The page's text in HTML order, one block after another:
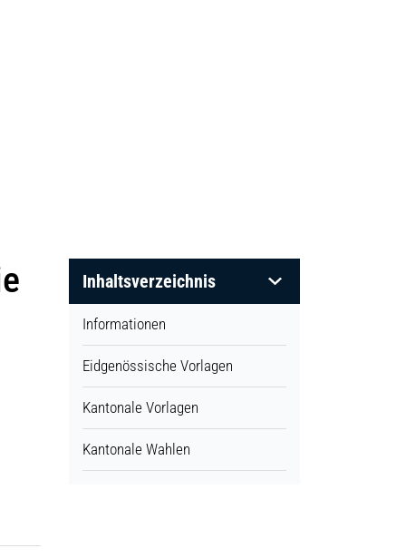
Inhaltsverzeichnis
Informationen
Eidgenössische Vorlagen
Kantonale Vorlagen
Kantonale Wahlen